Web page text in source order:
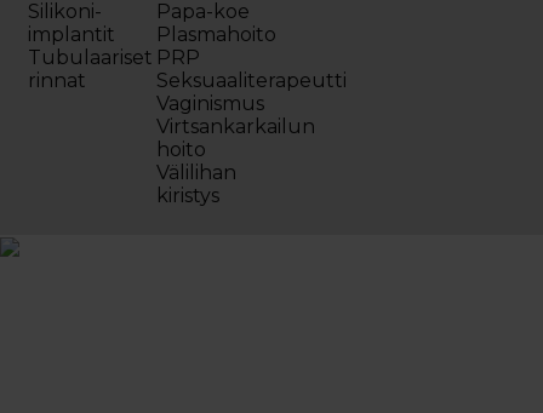
Silikoni-
implantit
Tubulaariset
rinnat
Papa-koe
Plasmahoito
PRP
Seksuaaliterapeutti
Vaginismus
Virtsankarkailun
hoito
Välilihan
kiristys